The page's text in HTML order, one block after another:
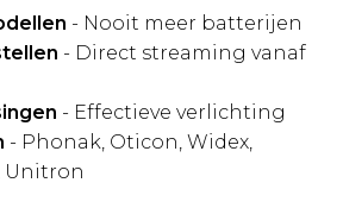
- Nooit meer batterijen
- Direct streaming vanaf
- Effectieve verlichting
- Phonak, Oticon, Widex,
Unitron